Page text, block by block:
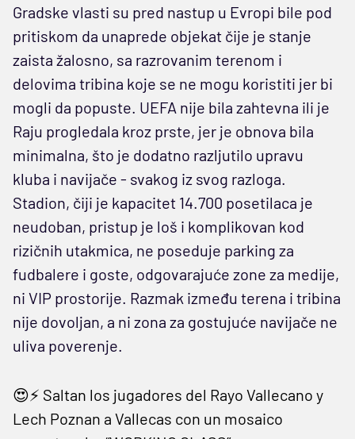
Gradske vlasti su pred nastup u Evropi bile pod
pritiskom da unaprede objekat čije je stanje
zaista žalosno, sa razrovanim terenom i
delovima tribina koje se ne mogu koristiti jer bi
mogli da popuste. UEFA nije bila zahtevna ili je
Raju progledala kroz prste, jer je obnova bila
minimalna, što je dodatno razljutilo upravu
kluba i navijače - svakog iz svog razloga.
Stadion, čiji je kapacitet 14.700 posetilaca je
neudoban, pristup je loš i komplikovan kod
rizičnih utakmica, ne poseduje parking za
fudbalere i goste, odgovarajuće zone za medije,
ni VIP prostorije. Razmak između terena i tribina
nije dovoljan, a ni zona za gostujuće navijače ne
uliva poverenje.
😍⚡️ Saltan los jugadores del Rayo Vallecano y
Lech Poznan a Vallecas con un mosaico